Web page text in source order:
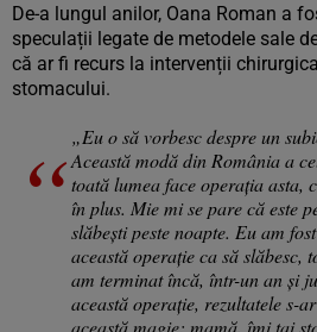
De-a lungul anilor, Oana Roman a
speculații legate de metodele sale
că ar fi recurs la intervenții
stomacului.
„Eu o să vorbesc despre un
Această modă din România a
toată lumea face operația asta,
în plus. Mie mi se pare că este
slăbești peste noapte. Eu am
această operație ca să slăbesc,
am terminat încă, într-un an și
această operație, rezultatele s-
această magie: mamă, îmi tai